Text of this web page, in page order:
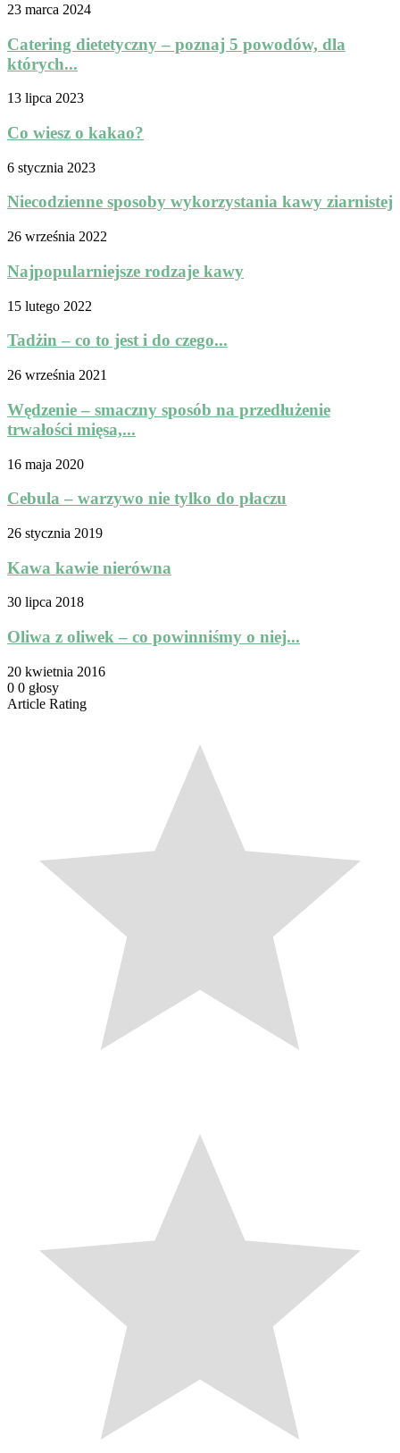
23 marca 2024
Catering dietetyczny – poznaj 5 powodów, dla
których...
13 lipca 2023
Co wiesz o kakao?
6 stycznia 2023
Niecodzienne sposoby wykorzystania kawy ziarnistej
26 września 2022
Najpopularniejsze rodzaje kawy
15 lutego 2022
Tadżin – co to jest i do czego...
26 września 2021
Wędzenie – smaczny sposób na przedłużenie
trwałości mięsa,...
16 maja 2020
Cebula – warzywo nie tylko do płaczu
26 stycznia 2019
Kawa kawie nierówna
30 lipca 2018
Oliwa z oliwek – co powinniśmy o niej...
20 kwietnia 2016
0 0 głosy
Article Rating